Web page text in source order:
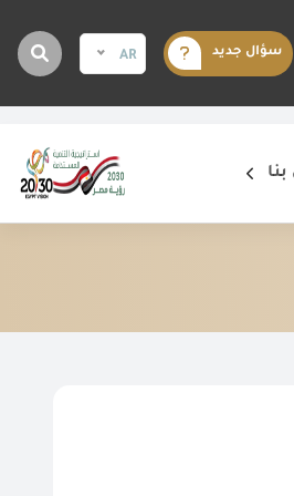
سؤال جديد AR